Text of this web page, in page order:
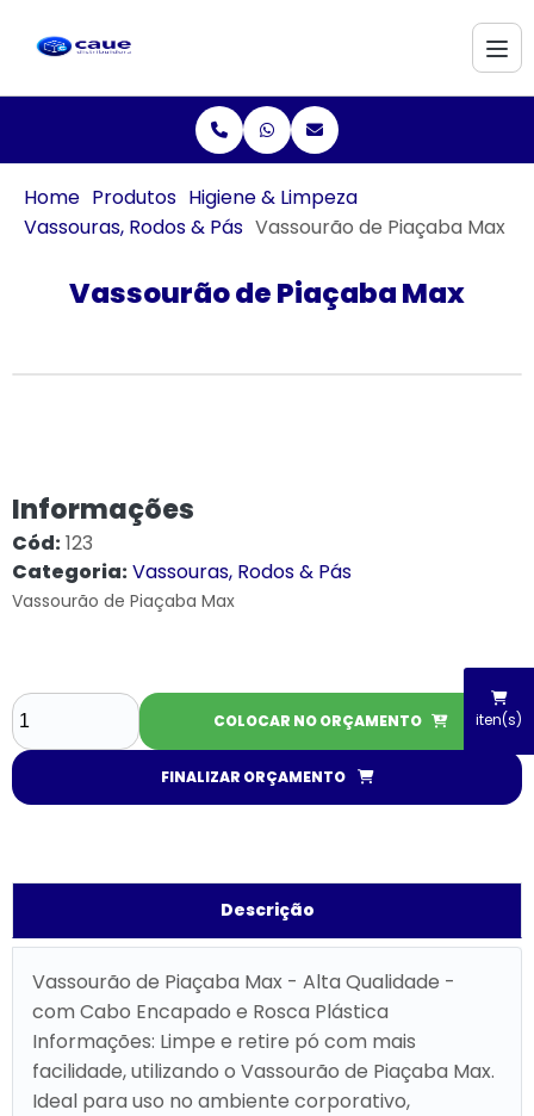
iten(s)
Home Produtos Higiene & Limpeza
Vassouras, Rodos & Pás Vassourão de Piaçaba Max
Vassourão de Piaçaba Max
Informações
Cód:123
Categoria:Vassouras, Rodos & Pás
Vassourão de Piaçaba Max
COLOCAR NO ORÇAMENTO
FINALIZAR ORÇAMENTO
Descrição
Vassourão de Piaçaba Max - Alta Qualidade -
com Cabo Encapado e Rosca Plástica
Informações: Limpe e retire pó com mais
facilidade, utilizando o Vassourão de Piaçaba Max.
Ideal para uso no ambiente corporativo,